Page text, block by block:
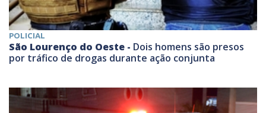
POLICIAL
São Lourenço do Oeste - Dois homens são presos
por tráfico de drogas durante ação conjunta